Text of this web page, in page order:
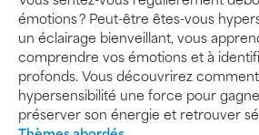
émotions ? Peut-être êtes-vous
un éclairage bienveillant, vous
comprendre vos émotions et à
profonds. Vous découvrirez
hypersensibilité une force pour
préserver son énergie et retrouver